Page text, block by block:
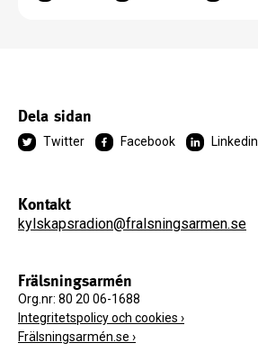
Dela sidan
Twitter Facebook Linkedin
Kontakt
kylskapsradion@fralsningsarmen.se
Frälsningsarmén
Org.nr: 80 20 06-1688
Integritetspolicy och cookies ›
Frälsningsarmén.se ›